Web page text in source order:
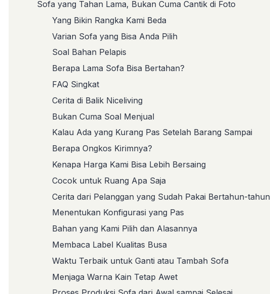
Sofa yang Tahan Lama, Bukan Cuma Cantik di Foto
Yang Bikin Rangka Kami Beda
Varian Sofa yang Bisa Anda Pilih
Soal Bahan Pelapis
Berapa Lama Sofa Bisa Bertahan?
FAQ Singkat
Cerita di Balik Niceliving
Bukan Cuma Soal Menjual
Kalau Ada yang Kurang Pas Setelah Barang Sampai
Berapa Ongkos Kirimnya?
Kenapa Harga Kami Bisa Lebih Bersaing
Cocok untuk Ruang Apa Saja
Cerita dari Pelanggan yang Sudah Pakai Bertahun-tahun
Menentukan Konfigurasi yang Pas
Bahan yang Kami Pilih dan Alasannya
Membaca Label Kualitas Busa
Waktu Terbaik untuk Ganti atau Tambah Sofa
Menjaga Warna Kain Tetap Awet